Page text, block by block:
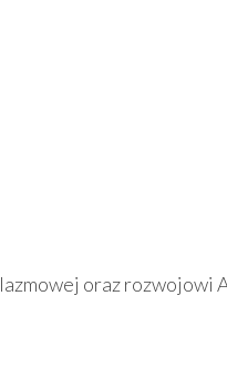
oraz rozwojowi